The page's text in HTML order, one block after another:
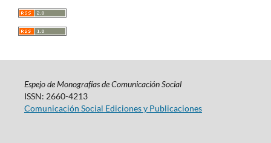
Espejo de Monografías de Comunicación Social
ISSN: 2660-4213
Comunicación Social Ediciones y Publicaciones